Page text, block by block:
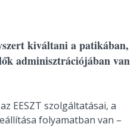
kiváltani a patikában,
adminisztrációjában van
EESZT szolgáltatásai, a
folyamatban van –